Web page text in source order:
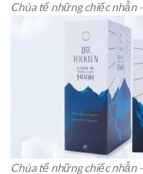
Chúa tể những chiếc nhẫn
Chúa tể những chiếc nhẫn